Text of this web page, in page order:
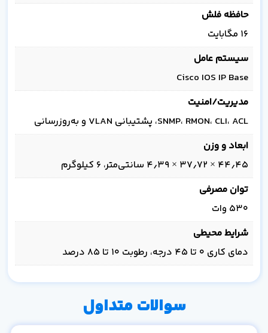
حافظه فلش
۱۶ مگابایت
سیستم عامل
Cisco IOS IP Base
مدیریت/امنیت
SNMP، RMON، CLI، ACL، پشتیبانی VLAN و به‌روزرسانی
ابعاد و وزن
۴۴٫۴۵ × ۳۷٫۷۲ × ۴٫۳۹ سانتی‌متر، ۶ کیلوگرم
توان مصرفی
۵۳۰ وات
شرایط محیطی
دمای کاری ۰ تا ۴۵ درجه، رطوبت ۱۰ تا ۸۵ درصد
سوالات متداول